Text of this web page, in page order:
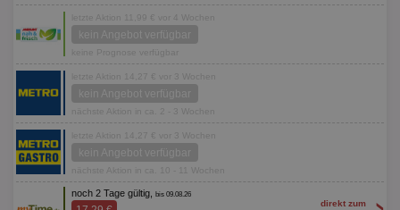
letzte Aktion 11,99 € vor 4 Wochen
kein Angebot verfügbar
keine Prognose verfügbar
letzte Aktion 14,27 € vor 3 Wochen
kein Angebot verfügbar
nächste Aktion in ca. 2 - 3 Wochen
letzte Aktion 14,27 € vor 3 Wochen
kein Angebot verfügbar
nächste Aktion in ca. 10 - 11 Wochen
noch 2 Tage gültig, bis 09.08.26
direkt zum